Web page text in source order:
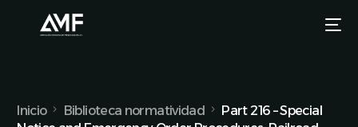
Inicio Biblioteca normatividad
Part 216 – Special